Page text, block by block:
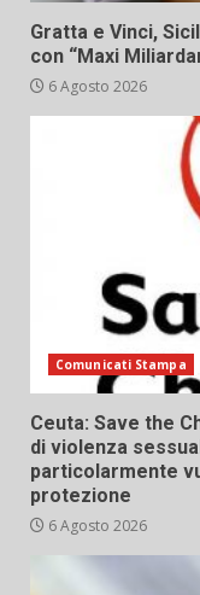
Gratta e Vinci,
con “Maxi
6 Agosto 2026
Comunicati Stampa
Ceuta: Save the
di violenza
particolarmente
protezione
6 Agosto 2026